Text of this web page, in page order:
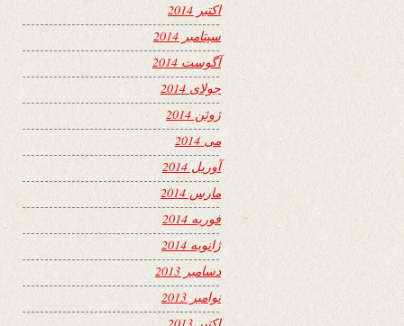
اکتبر 2014
سپتامبر 2014
آگوست 2014
جولای 2014
ژوئن 2014
می 2014
آوریل 2014
مارس 2014
فوریه 2014
ژانویه 2014
دسامبر 2013
نوامبر 2013